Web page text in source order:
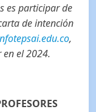
es participar de
de intención
,
el 2024.